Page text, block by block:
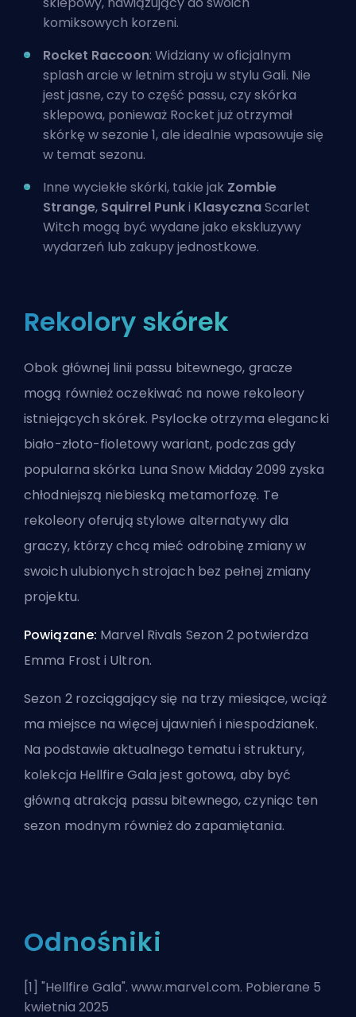
komiksowych korzeni.
Rocket Raccoon: Widziany w oficjalnym
splash arcie w letnim stroju w stylu Gali. Nie
jest jasne, czy to część passu, czy skórka
sklepowa, ponieważ Rocket już otrzymał
skórkę w sezonie 1, ale idealnie wpasowuje się
w temat sezonu.
Inne wyciekłe skórki, takie jak Zombie
Strange, Squirrel Punki KlasycznaScarlet
Witch mogą być wydane jako ekskluzywy
wydarzeń lub zakupy jednostkowe.
Rekolory skórek
Obok głównej linii passu bitewnego, gracze
mogą również oczekiwać na nowe rekoleory
istniejących skórek. Psylocke otrzyma elegancki
biało-złoto-fioletowy wariant, podczas gdy
popularna skórka Luna Snow Midday 2099 zyska
chłodniejszą niebieską metamorfozę. Te
rekoleory oferują stylowe alternatywy dla
graczy, którzy chcą mieć odrobinę zmiany w
swoich ulubionych strojach bez pełnej zmiany
projektu.
Powiązane: Marvel Rivals Sezon 2 potwierdza
Emma Frost i Ultron.
Sezon 2 rozciągający się na trzy miesiące, wciąż
ma miejsce na więcej ujawnień i niespodzianek.
Na podstawie aktualnego tematu i struktury,
kolekcja Hellfire Gala jest gotowa, aby być
główną atrakcją passu bitewnego, czyniąc ten
sezon modnym również do zapamiętania.
Odnośniki
[1] "Hellfire Gala". www.marvel.com. Pobierane 5
kwietnia 2025